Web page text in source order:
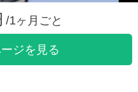
/1ヶ月ごと
ジを見る